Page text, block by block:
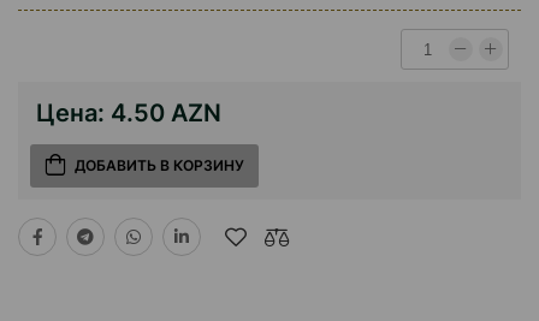
Цена: 4.50 AZN
ДОБАВИТЬ В КОРЗИНУ